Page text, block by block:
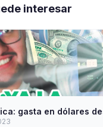
interesar
gasta en dólares